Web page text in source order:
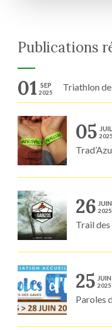
Publications
01 SEP
2025 Triathlon
05 JUIL
2025
26 JUIN
2025
Trail
25 JUIN
2025
Paroles